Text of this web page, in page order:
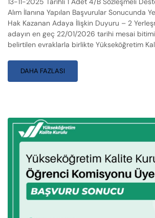
Alım İlanına Yapılan Başvurular Sonucunda
Hak Kazanan Adaya İlişkin Duyuru – 2
adayın en geç 22/01/2026 tarihi mesai
belirtilen evraklarla birlikte Yükseköğretim
DAHA FAZLASI